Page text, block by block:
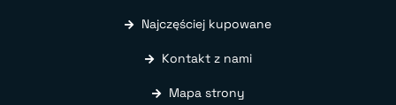
Najczęściej kupowane
Kontakt z nami
Mapa strony